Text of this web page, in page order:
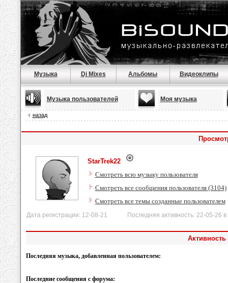
Музыка Dj Mixes Альбомы Видеоклипы
Музыка пользователей Моя музыка
назад
StarTrek22
Смотреть всю музыку пользователя
Смотреть все сообщения пользователя (3104)
Смотреть все темы созданные пользователем
Дата регистрации: 12-08-21 Последняя активность: 22-05-26 в
Активность
Последняя музыка, добавленная пользователем:
Последние сообщения с форума: